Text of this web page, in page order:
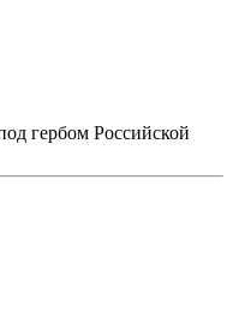
гербом Российской